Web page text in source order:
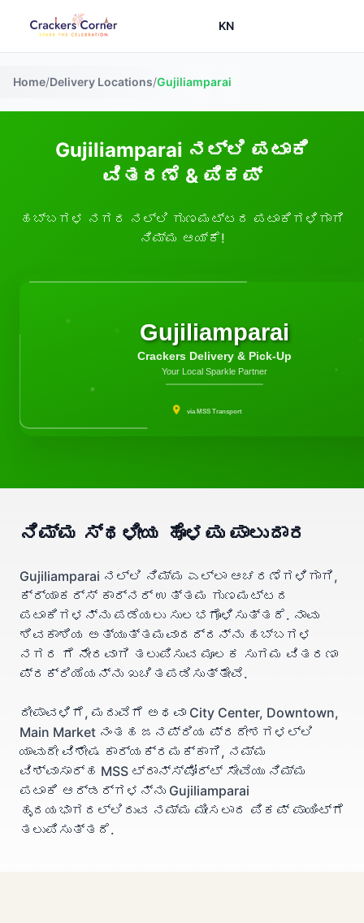
KN
Home/Delivery Locations/Gujiliamparai
Gujiliamparai ನಲ್ಲಿ ಪಟಾಕಿ
ವಿತರಣೆ & ಪಿಕಪ್
ಹಬ್ಬಗಳ ನಗರ ನಲ್ಲಿ ಗುಣಮಟ್ಟದ ಪಟಾಕಿಗಳಿಗಾಗಿ
ನಿಮ್ಮ ಆಯ್ಕೆ!
Gujiliamparai
Crackers Delivery & Pick-Up
Your Local Sparkle Partner
via MSS Transport
ನಿಮ್ಮ ಸ್ಥಳೀಯ ಹೊಳಪು ಪಾಲುದಾರ
Gujiliamparai ನಲ್ಲಿ ನಿಮ್ಮ ಎಲ್ಲಾ ಆಚರಣೆಗಳಿಗಾಗಿ,
ಕ್ರ್ಯಾಕರ್ಸ್ ಕಾರ್ನರ್ ಉತ್ತಮ ಗುಣಮಟ್ಟದ
ಪಟಾಕಿಗಳನ್ನು ಪಡೆಯಲು ಸುಲಭಗೊಳಿಸುತ್ತದೆ. ನಾವು
ಶಿವಕಾಶಿಯ ಅತ್ಯುತ್ತಮವಾದದ್ದನ್ನು ಹಬ್ಬಗಳ
ನಗರ ಗೆ ನೇರವಾಗಿ ತಲುಪಿಸುವ ಮೂಲಕ ಸುಗಮ ವಿತರಣಾ
ಪ್ರಕ್ರಿಯೆಯನ್ನು ಖಚಿತಪಡಿಸುತ್ತೇವೆ.
ದೀಪಾವಳಿಗೆ, ಮದುವೆಗೆ ಅಥವಾ City Center, Downtown,
Main Market ನಂತಹ ಜನಪ್ರಿಯ ಪ್ರದೇಶಗಳಲ್ಲಿ
ಯಾವುದೇ ವಿಶೇಷ ಕಾರ್ಯಕ್ರಮಕ್ಕಾಗಿ, ನಮ್ಮ
ವಿಶ್ವಾಸಾರ್ಹ MSS ಟ್ರಾನ್ಸ್‌ಪೋರ್ಟ್ ಸೇವೆಯು ನಿಮ್ಮ
ಪಟಾಕಿ ಆರ್ಡರ್‌ಗಳನ್ನು Gujiliamparai
ಹೃದಯಭಾಗದಲ್ಲಿರುವ ನಮ್ಮ ಮೀಸಲಾದ ಪಿಕಪ್ ಪಾಯಿಂಟ್‌ಗೆ
ತಲುಪಿಸುತ್ತದೆ.